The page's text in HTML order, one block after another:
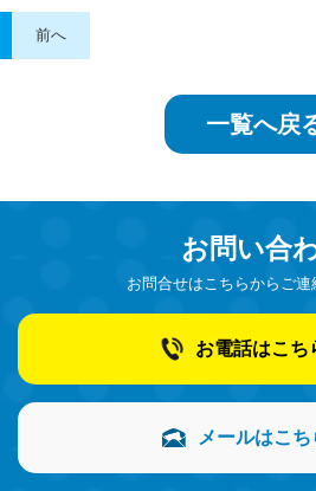
前へ
一覧へ戻
お問い合
お問合せはこちらからご連
お電話はこち
メールはこち